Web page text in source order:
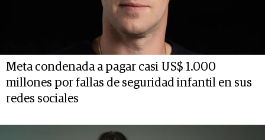
Meta condenada a pagar casi US$ 1.000
millones por fallas de seguridad infantil en sus
redes sociales